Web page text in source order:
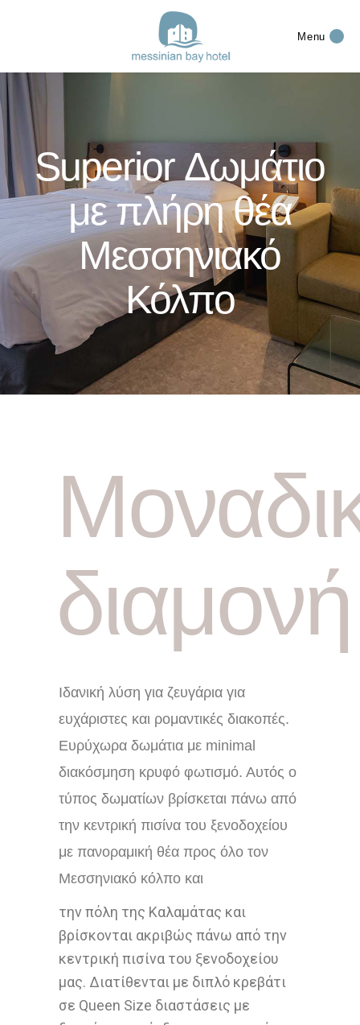
Menu
Superior Δωμάτιο
με πλήρη θέα
Μεσσηνιακό
Κόλπο
διαμονή
Ιδανική λύση για ζευγάρια για
ευχάριστες και ρομαντικές διακοπές.
Ευρύχωρα δωμάτια με minimal
διακόσμηση κρυφό φωτισμό. Αυτός ο
τύπος δωματίων βρίσκεται πάνω από
την κεντρική πισίνα του ξενοδοχείου
με πανοραμική θέα προς όλο τον
Μεσσηνιακό κόλπο και
την πόλη της Καλαμάτας και
βρίσκονται ακριβώς πάνω από την
κεντρική πισίνα του ξενοδοχείου
μας. Διατίθενται με διπλό κρεβάτι
σε Queen Size διαστάσεις με